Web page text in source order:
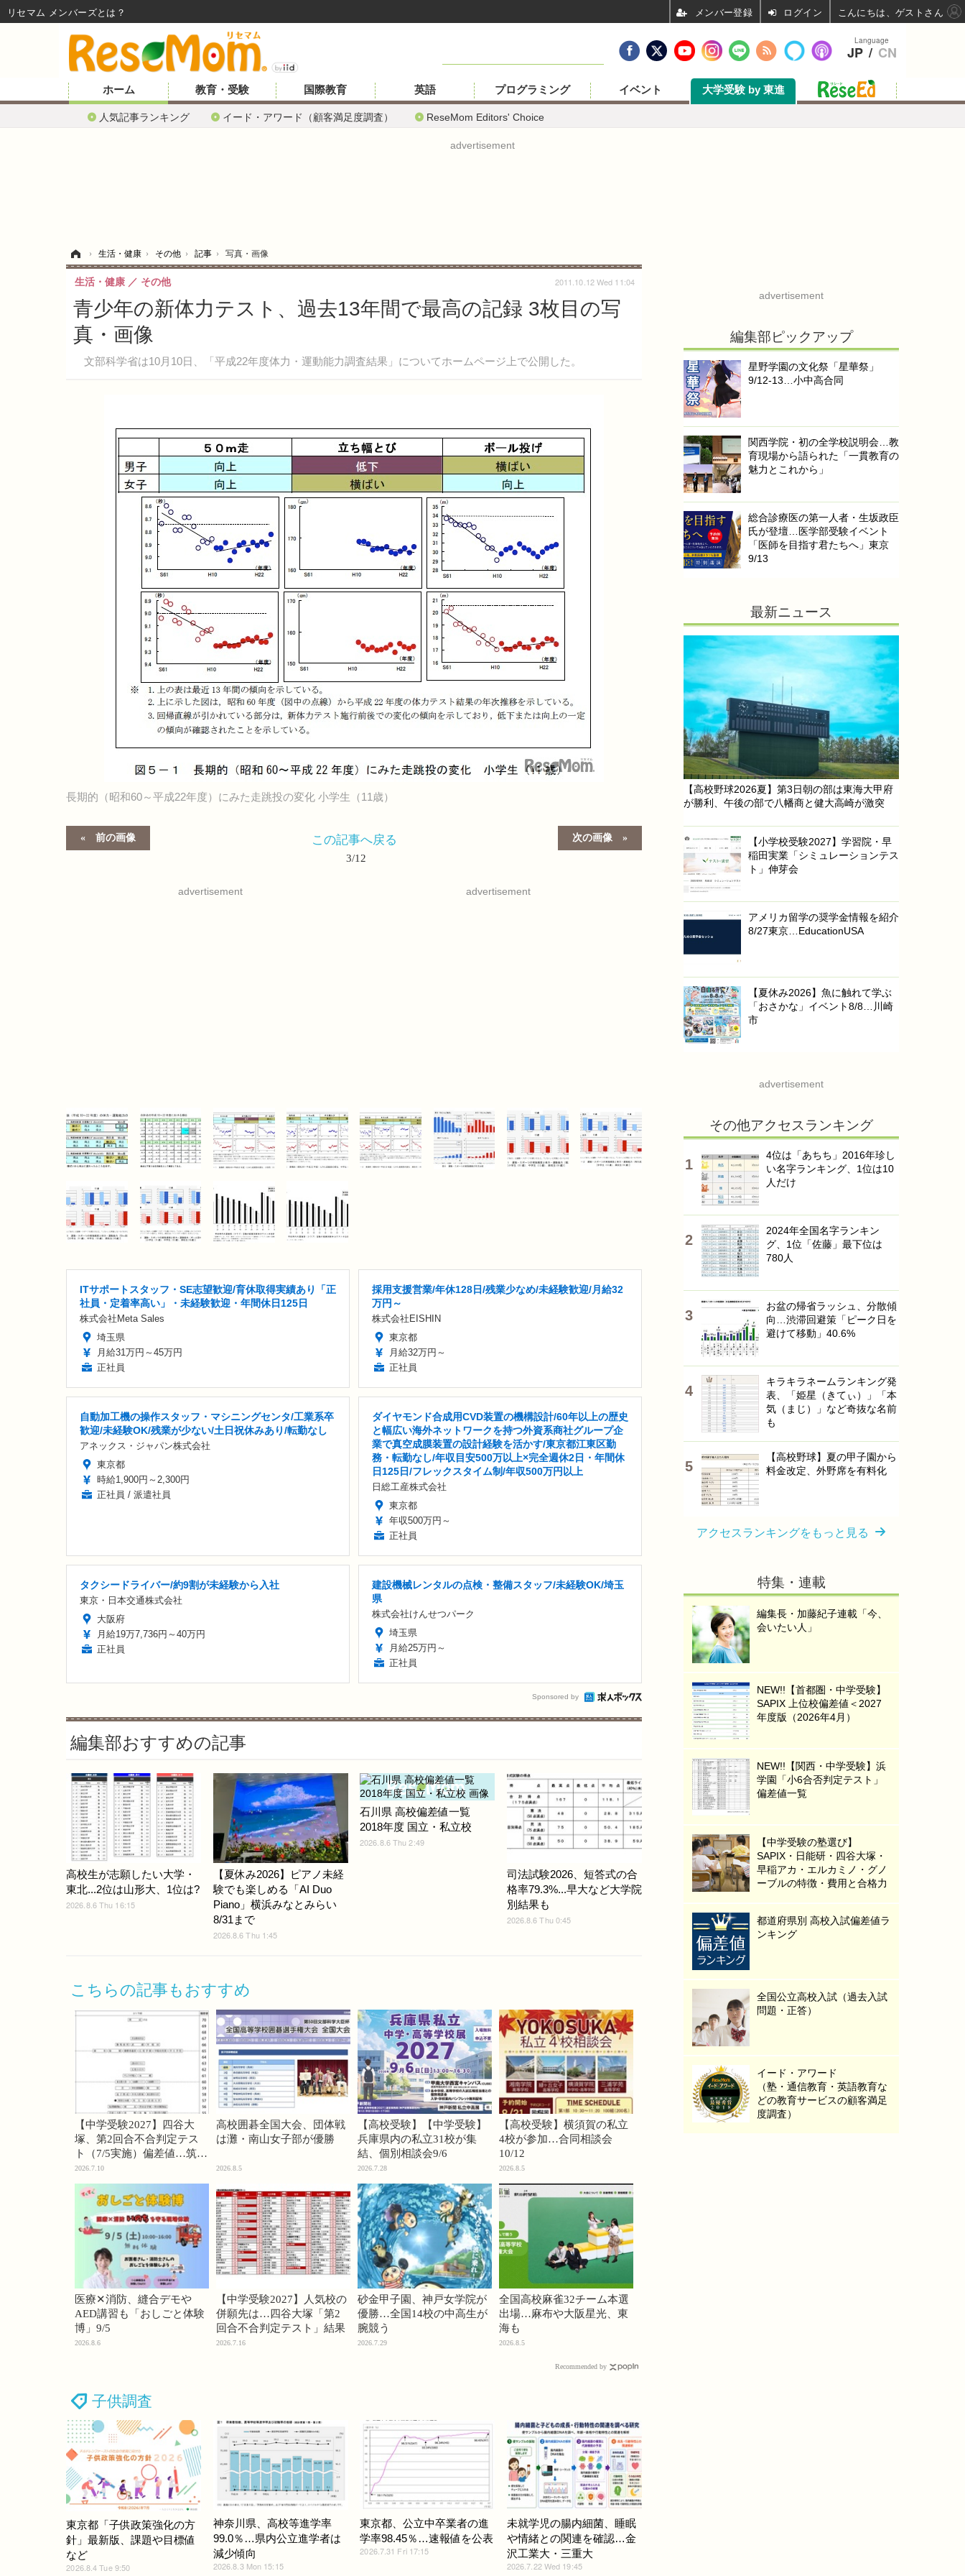
ホーム
人気記事ランキング イード・アワード（顧客満足度調査） ReseMom Editors' Choice
教育・受験 国際教育 英語 プログラミング イベント 大学受験 by 東進
advertisement
› 生活・健康 › その他 › 記事 › 写真・画像
青少年の新体力テスト、過去13年間で最高の記録 3枚目の写
真・画像
文部科学省は10月10日、「平成22年度体力・運動能力調査結果」についてホームページ上で公開した。
生活・健康 その他 2011.10.12 Wed 11:04
長期的（昭和60～平成22年度）にみた走跳投の変化 小学生（11歳）
前の画像 次の画像
この記事へ戻る
3/12
advertisement advertisement
ITサポートスタッフ・SE志望歓迎/育休取得実績あり「正
社員・定着率高い」・未経験歓迎・年間休日125日
株式会社Meta Sales
埼玉県
月給31万円～45万円
正社員
採用支援営業/年休128日/残業少なめ/未経験歓迎/月給32
万円～
株式会社EISHIN
東京都
月給32万円～
正社員
自動加工機の操作スタッフ・マシニングセンタ/工業系卒
歓迎/未経験OK/残業が少ない/土日祝休みあり/転勤なし
アネックス・ジャパン株式会社
東京都
時給1,900円～2,300円
正社員 / 派遣社員
ダイヤモンド合成用CVD装置の機構設計/60年以上の歴史
と幅広い海外ネットワークを持つ外資系商社グループ企
業で真空成膜装置の設計経験を活かす/東京都江東区勤
務・転勤なし/年収目安500万以上×完全週休2日・年間休
日125日/フレックスタイム制/年収500万円以上
日総工産株式会社
東京都
年収500万円～
正社員
タクシードライバー/約9割が未経験から入社
東京・日本交通株式会社
大阪府
月給19万7,736円～40万円
正社員
建設機械レンタルの点検・整備スタッフ/未経験OK/埼玉
県
株式会社けんせつパーク
埼玉県
月給25万円～
正社員
Sponsored by
編集部おすすめの記事
高校生が志願したい大学・
東北...2位は山形大、1位は?
2026.8.6 Thu 16:15
【夏休み2026】ピアノ未経
験でも楽しめる「AI Duo
Piano」横浜みなとみらい
8/31まで
2026.8.6 Thu 1:45
石川県 高校偏差値一覧
2018年度 国立・私立校
2026.8.6 Thu 2:49
司法試験2026、短答式の合
格率79.3%...早大など大学院
別結果も
2026.8.6 Thu 0:45
こちらの記事もおすすめ
【中学受験2027】四谷大
塚、第2回合不合判定テス
ト（7/5実施）偏差値…筑駒
74・桜蔭70＜PR＞
2026.7.10
高校囲碁全国大会、団体戦
は灘・南山女子部が優勝
2026.8.5
【高校受験】【中学受験】
兵庫県内の私立31校が集
結、個別相談会9/6
2026.7.28
【高校受験】横須賀の私立
4校が参加…合同相談会
10/12
2026.8.5
医療✕消防、縫合デモや
AED講習も「おしごと体験
博」9/5
2026.8.6
【中学受験2027】人気校の
併願先は…四谷大塚「第2
回合不合判定テスト」結果
2026.7.16
砂金甲子園、神戸女学院が
優勝…全国14校の中高生が
腕競う
2026.7.29
全国高校麻雀32チーム本選
出場…麻布や大阪星光、東
海も
2026.8.5
Recommended by
子供調査
東京都「子供政策強化の方
針」最新版、課題や目標値
など
2026.8.4 Tue 9:50
神奈川県、高校等進学率
99.0％…県内公立進学者は
減少傾向
2026.8.3 Mon 15:15
東京都、公立中卒業者の進
学率98.45％…速報値を公表
2026.7.31 Fri 17:15
未就学児の腸内細菌、睡眠
や情緒との関連を確認…金
沢工業大・三重大
2026.7.22 Wed 19:45
advertisement
編集部ピックアップ
星野学園の文化祭「星華祭」
9/12-13…小中高合同
関西学院・初の全学校説明会…教
育現場から語られた「一貫教育の
魅力とこれから」
総合診療医の第一人者・生坂政臣
氏が登壇…医学部受験イベント
「医師を目指す君たちへ」東京
9/13
最新ニュース
【高校野球2026夏】第3日朝の部は東海大甲府
が勝利、午後の部で八幡商と健大高崎が激突
【小学校受験2027】学習院・早
稲田実業「シミュレーションテス
ト」伸芽会
アメリカ留学の奨学金情報を紹介
8/27東京…EducationUSA
【夏休み2026】魚に触れて学ぶ
「おさかな」イベント8/8…川崎
市
advertisement
その他アクセスランキング
4位は「あちち」2016年珍し
い名字ランキング、1位は10
人だけ
2024年全国名字ランキン
グ、1位「佐藤」最下位は
780人
お盆の帰省ラッシュ、分散傾
向…渋滞回避策「ピーク日を
避けて移動」40.6%
キラキラネームランキング発
表、「姫星（きてぃ）」「本
気（まじ）」など奇抜な名前
も
【高校野球】夏の甲子園から
料金改定、外野席を有料化
アクセスランキングをもっと見る
特集・連載
編集長・加藤紀子連載「今、
会いたい人」
NEW!!【首都圏・中学受験】
SAPIX 上位校偏差値＜2027
年度版（2026年4月）
NEW!!【関西・中学受験】浜
学園「小6合否判定テスト」
偏差値一覧
【中学受験の塾選び】
SAPIX・日能研・四谷大塚・
早稲アカ・エルカミノ・グノ
ーブルの特徴・費用と合格力
都道府県別 高校入試偏差値ラ
ンキング
全国公立高校入試（過去入試
問題・正答）
イード・アワード
（塾・通信教育・英語教育な
どの教育サービスの顧客満足
度調査）
Language
JP / CN
リセマム メンバーズ ログイン こんにちは、ゲストさん